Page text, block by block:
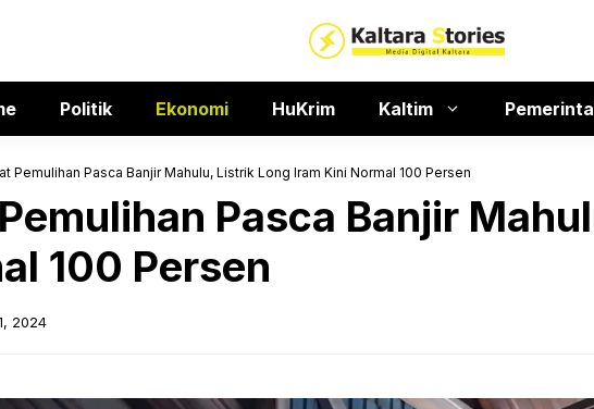
Politik Ekonomi HuKrim Kaltim
Pemulihan Pasca Banjir Mahulu, Listrik Long Iram Kini Normal 100 Persen
Pasca Banjir
100 Persen
2024